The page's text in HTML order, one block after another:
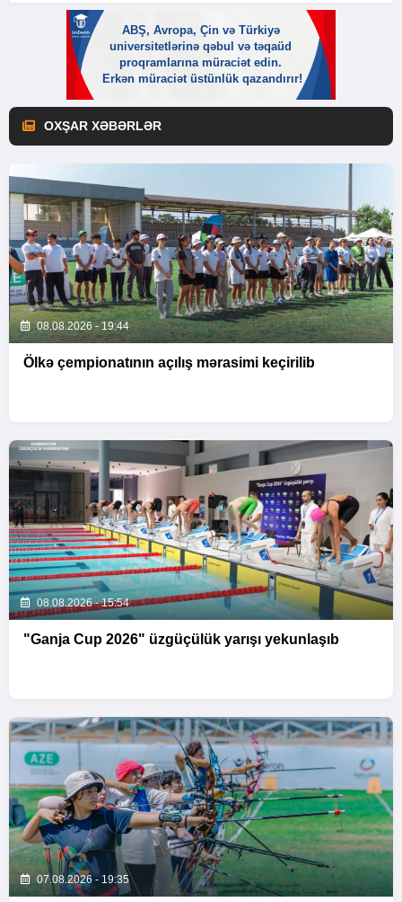
OXŞAR XƏBƏRLƏR
08.08.2026 - 19:44
Ölkə çempionatının açılış mərasimi keçirilib
08.08.2026 - 15:54
"Ganja Cup 2026" üzgüçülük yarışı yekunlaşıb
07.08.2026 - 19:35